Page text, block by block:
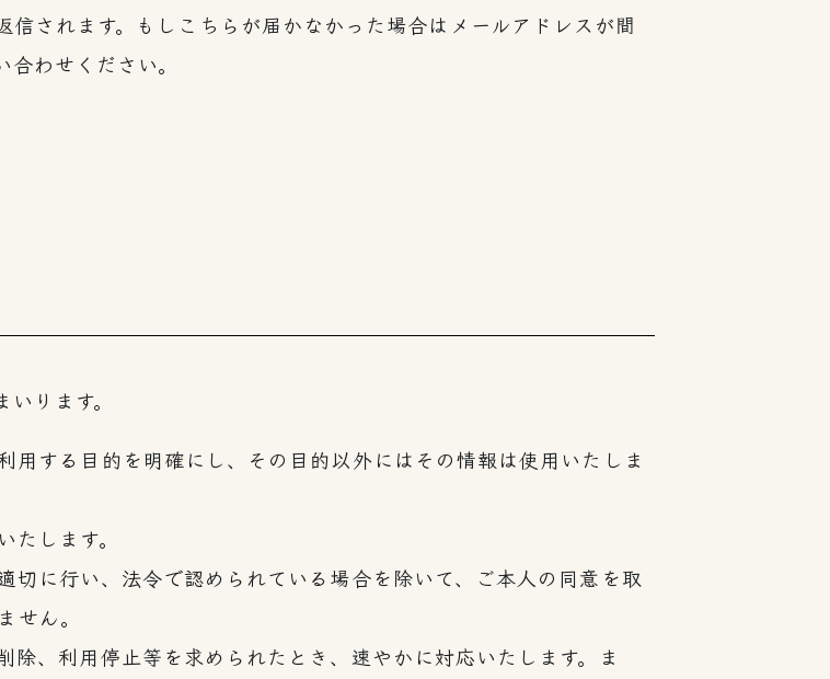
されます。もしこちらが届かなかった場合はメールアドレスが間
わせください。
ります。
する目的を明確にし、その目的以外にはその情報は使用いたしま
します。
切に行い、法令で認められている場合を除いて、ご本人の同意を取
せん。
、利用停止等を求められたとき、速やかに対応いたします。ま